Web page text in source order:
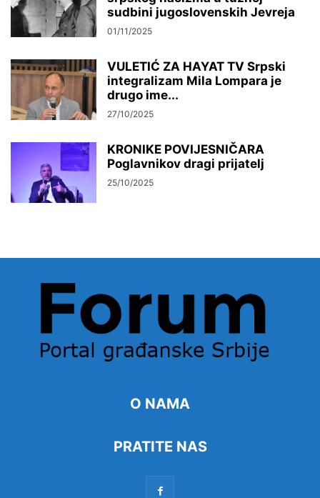
sudbini jugoslovenskih Jevreja
01/11/2025
VULETIĆ ZA HAYAT TV Srpski
integralizam Mila Lompara je
drugo ime...
27/10/2025
KRONIKE POVIJESNIČARA
Poglavnikov dragi prijatelj
25/10/2025
O NAMA
PRATITE NAS